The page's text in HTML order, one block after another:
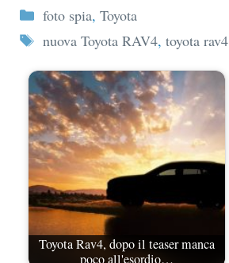
Categorie
foto spia, Toyota
Tag
nuova Toyota RAV4, toyota rav4
Toyota Rav4, dopo il teaser manca
poco all'esordio…